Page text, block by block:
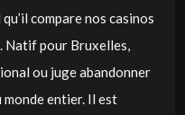
compare nos casinos
Natif pour Bruxelles,
ou juge abandonner
entier. Il est